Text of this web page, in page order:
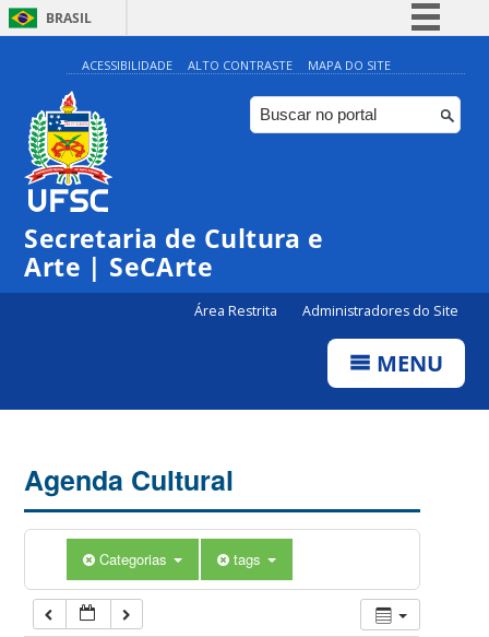
BRASIL
Simplifique!
Comunica BR
Participe
ACESSIBILIDADE ALTO CONTRASTE MAPA DO SITE
Secretaria de Cultura e
Arte | SeCArte
Área Restrita Administradores do Site
MENU
Agenda Cultural
Categorias tags
0:00
1:00
5:00
7:00